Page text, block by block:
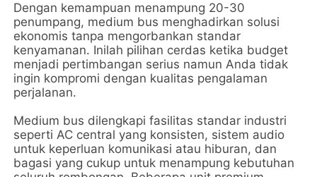
Dengan kemampuan menampung 20-30
penumpang, medium bus menghadirkan solusi
ekonomis tanpa mengorbankan standar
kenyamanan. Inilah pilihan cerdas ketika budget
menjadi pertimbangan serius namun Anda tidak
ingin kompromi dengan kualitas pengalaman
perjalanan.
Medium bus dilengkapi fasilitas standar industri
seperti AC central yang konsisten, sistem audio
untuk keperluan komunikasi atau hiburan, dan
bagasi yang cukup untuk menampung kebutuhan